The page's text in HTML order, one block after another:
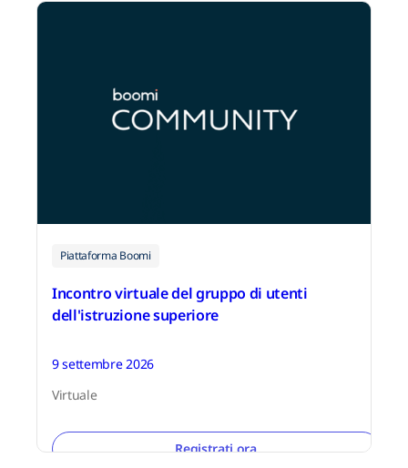
Piattaforma Boomi
Incontro virtuale del gruppo di utenti
dell'istruzione superiore
9 settembre 2026
Virtuale
Registrati ora